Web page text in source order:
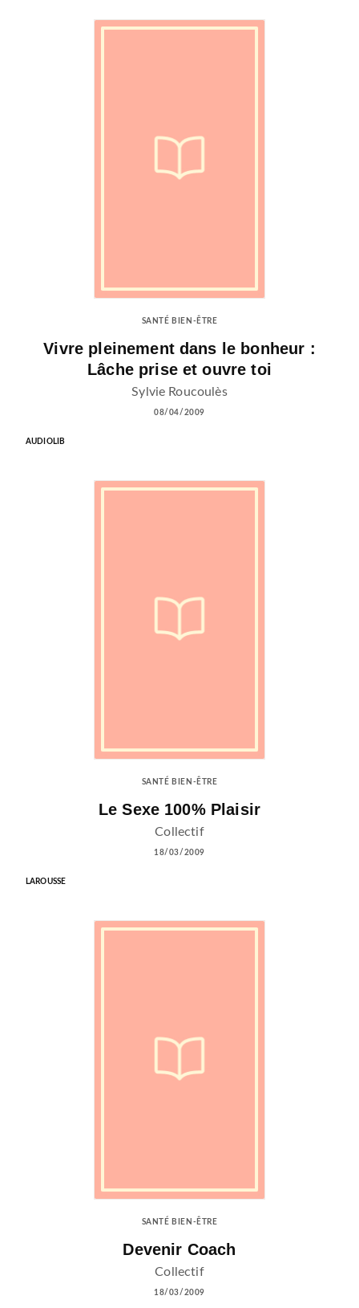
SANTÉ BIEN-ÊTRE
Vivre pleinement dans le bonheur :
Lâche prise et ouvre toi
Sylvie Roucoulès
08/04/2009
AUDIOLIB
SANTÉ BIEN-ÊTRE
Le Sexe 100% Plaisir
Collectif
18/03/2009
LAROUSSE
SANTÉ BIEN-ÊTRE
Devenir Coach
Collectif
18/03/2009